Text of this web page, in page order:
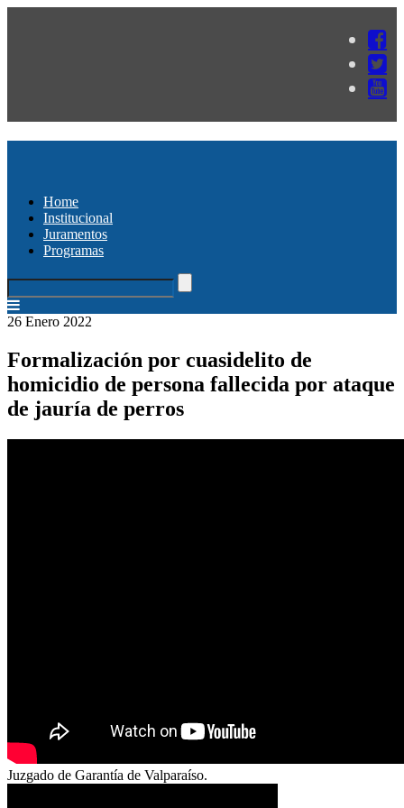
Home
Institucional
Juramentos
Programas
26 Enero 2022
Formalización por cuasidelito de
homicidio de persona fallecida por ataque
de jauría de perros
Juzgado de Garantía de Valparaíso.